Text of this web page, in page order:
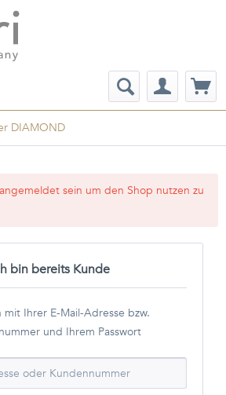
DIAMOND
sein um den Shop nutzen zu
bin bereits Kunde
mit Ihrer E-Mail-Adresse bzw.
und Ihrem Passwort